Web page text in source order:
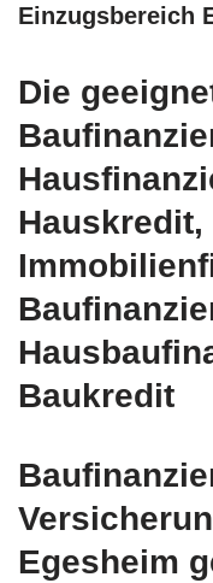
Einzugsbereich
Die
Hauskredit,
Baukredit
Egesheim